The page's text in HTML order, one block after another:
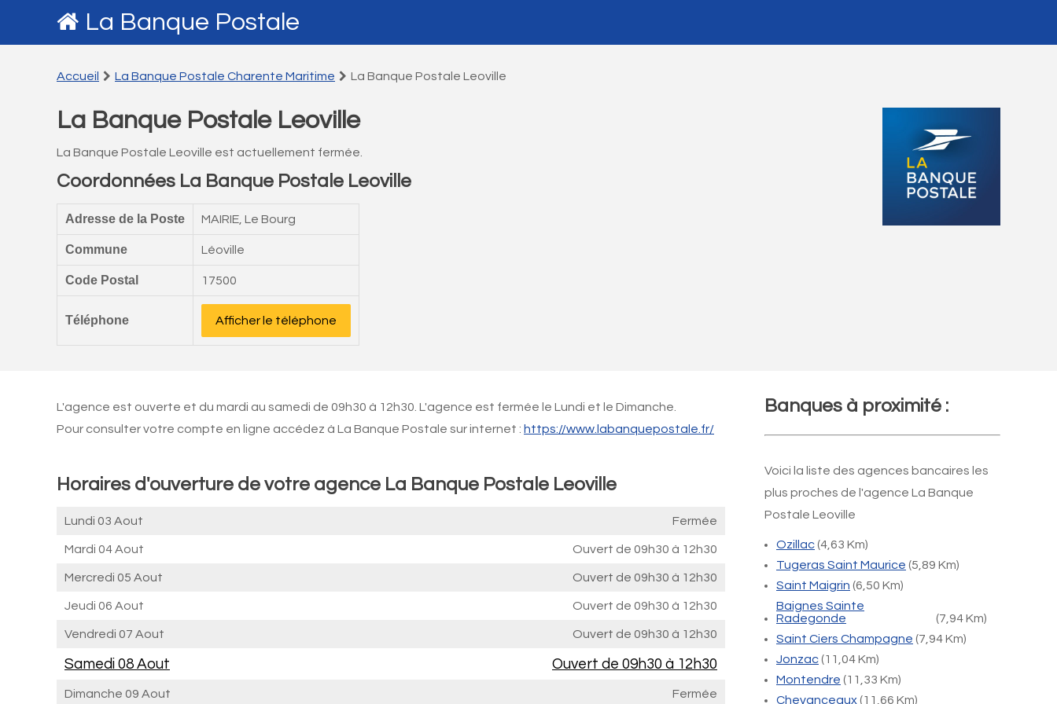
La Banque Postale
Accueil La Banque Postale Charente Maritime La Banque Postale Leoville
La Banque Postale Leoville
La Banque Postale Leoville est actuellement fermée.
Coordonnées La Banque Postale Leoville
Adresse de la Poste MAIRIE, Le Bourg
Commune Léoville
Code Postal 17500
Téléphone Afficher le téléphone
L'agence est ouverte et du mardi au samedi de 09h30 à 12h30. L'agence est fermée le Lundi et le Dimanche.
Pour consulter votre compte en ligne accédez à La Banque Postale sur internet : https://www.labanquepostale.fr/
Horaires d'ouverture de votre agence La Banque Postale Leoville
Lundi 03 Aout Fermée
Mardi 04 Aout Ouvert de 09h30 à 12h30
Mercredi 05 Aout Ouvert de 09h30 à 12h30
Jeudi 06 Aout Ouvert de 09h30 à 12h30
Vendredi 07 Aout Ouvert de 09h30 à 12h30
Samedi 08 Aout Ouvert de 09h30 à 12h30
Dimanche 09 Aout Fermée
Banques à proximité :
Voici la liste des agences bancaires les
plus proches de l'agence La Banque
Postale Leoville
Ozillac(4,63 Km)
Tugeras Saint Maurice (5,89 Km)
Saint Maigrin (6,50 Km)
Baignes Sainte
Radegonde
(7,94 Km)
Saint Ciers Champagne (7,94 Km)
Jonzac(11,04 Km)
Montendre (11,33 Km)
Chevanceaux(11,66 Km)